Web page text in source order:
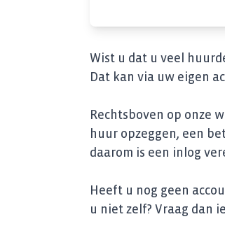
Wist u dat u veel
Dat kan via uw eigen
Rechtsboven op onze
huur opzeggen, een
daarom is een inlog
Heeft u nog geen
u niet zelf? Vraag dan